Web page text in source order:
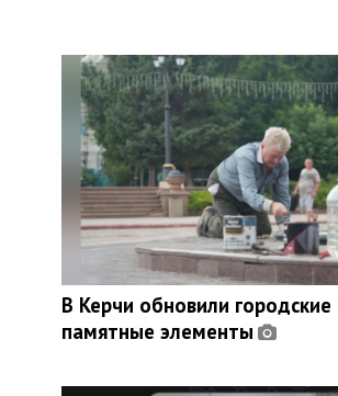
В Керчи обновили
памятные элементы